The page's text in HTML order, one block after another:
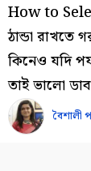
How to
ঠান্ডা রাখতে
কিনেও যদি
তাই ভালো
বৈশালী